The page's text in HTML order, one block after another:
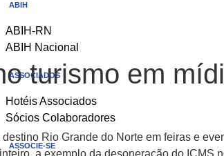
ABIH
ABIH-RN
ABIH Nacional
ASSOCIADOS
Hotéis Associados
Sócios Colaboradores
ASSOCIE-SE
turismo em
Rio Grande do Norte em feiras e
a exemplo da desoneração do ICMS